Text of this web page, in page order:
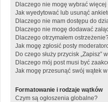
Dlaczego nie mogę wybrać
Jak wyedytować lub usunąć
Dlaczego nie mam dostępu do
Dlaczego nie mogę dodawać
Dlaczego otrzymałem
Jak mogę zgłosić posty
Do czego służy przycisk „Zapisz”
Dlaczego mój post musi być
Jak mogę przesunąć swój wątek
Formatowanie i rodzaje wątków
Czym są ogłoszenia globalne?